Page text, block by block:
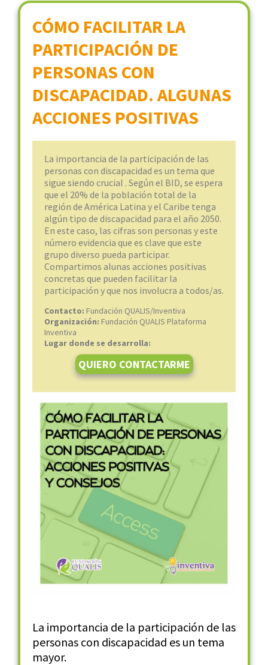
CÓMO FACILITAR LA
PARTICIPACIÓN DE
PERSONAS CON
DISCAPACIDAD. ALGUNAS
ACCIONES POSITIVAS
La importancia de la participación de las
personas con discapacidad es un tema que
sigue siendo crucial . Según el BID, se espera
que el 20% de la población total de la
región de América Latina y el Caribe tenga
algún tipo de discapacidad para el año 2050.
En este caso, las cifras son personas y este
número evidencia que es clave que este
grupo diverso pueda participar.
Compartimos alunas acciones positivas
concretas que pueden facilitar la
participación y que nos involucra a todos/as.
Contacto: Fundación QUALIS/Inventiva
Organización: Fundación QUALIS Plataforma
Inventiva
Lugar donde se desarrolla:
QUIERO CONTACTARME
La importancia de la participación de las
personas con discapacidad es un tema
mayor.